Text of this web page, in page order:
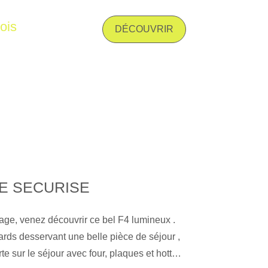
double. Très fonctionnel avec buanderie
et eau chaude collectif. Double vitrage
DÉCOUVRIR
SECURISE
venez découvrir ce bel F4 lumineux .
desservant une belle pièce de séjour ,
sur le séjour avec four, plaques et hottes